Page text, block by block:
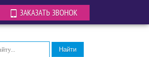
ЗАКАЗАТЬ ЗВОНОК
Найти